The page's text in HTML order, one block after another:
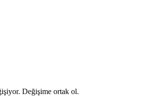
Değişime ortak ol.